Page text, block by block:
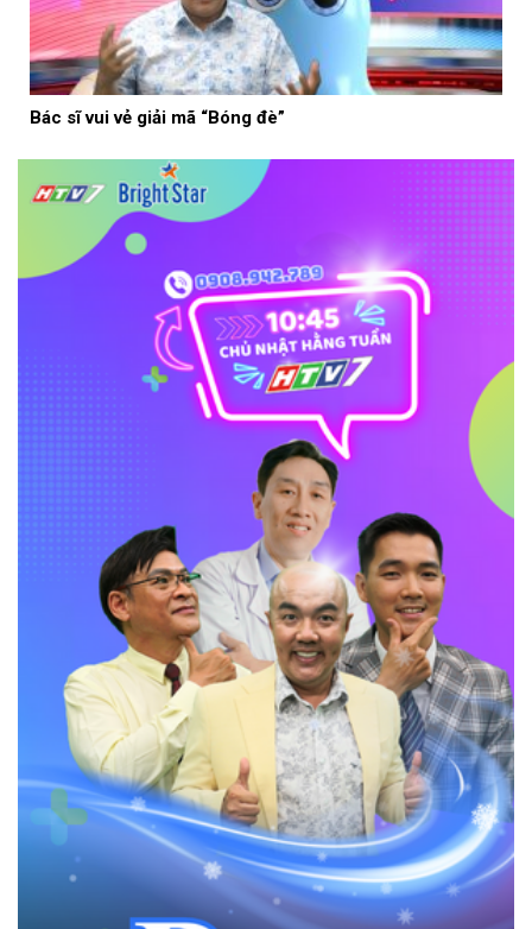
Bác sĩ vui vẻ giải mã “Bóng đè”